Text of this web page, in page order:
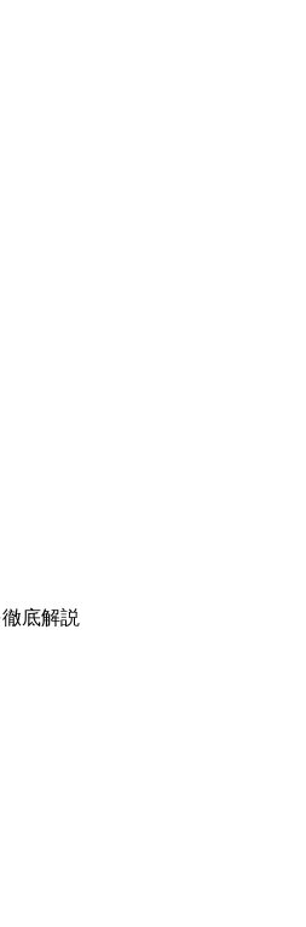
底解説